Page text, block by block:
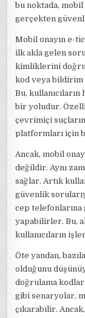
bu noktada,
gerçekten
Mobil onayın e-
ilk akla gelen
kimliklerini
kod veya bildirim
Bu,
bir yoludur.
çevrimiçi
platformları için
Ancak, mobil
değildir. Aynı
sağlar. Artık
güvenlik
cep
yapabilirler. Bu,
kullanıcıların
Öte yandan,
olduğunu
doğrulama
gibi senaryolar,
çıkarabilir.